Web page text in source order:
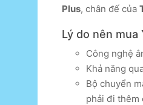
Plus, chân đế của
Lý do nên mua
Công nghệ
Khả năng
Bộ chuyển
phải đi thêm